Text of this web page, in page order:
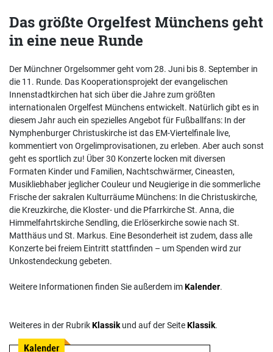
Das größte Orgelfest Münchens geht
in eine neue Runde
Der Münchner Orgelsommer geht vom 28. Juni bis 8. September in
die 11. Runde. Das Kooperationsprojekt der evangelischen
Innenstadtkirchen hat sich über die Jahre zum größten
internationalen Orgelfest Münchens entwickelt. Natürlich gibt es in
diesem Jahr auch ein spezielles Angebot für Fußballfans: In der
Nymphenburger Christuskirche ist das EM-Viertelfinale live,
kommentiert von Orgelimprovisationen, zu erleben. Aber auch sonst
geht es sportlich zu! Über 30 Konzerte locken mit diversen
Formaten Kinder und Familien, Nachtschwärmer, Cineasten,
Musikliebhaber jeglicher Couleur und Neugierige in die sommerliche
Frische der sakralen Kulturräume Münchens: In die Christuskirche,
die Kreuzkirche, die Kloster- und die Pfarrkirche St. Anna, die
Himmelfahrtskirche Sendling, die Erlöserkirche sowie nach St.
Matthäus und St. Markus. Eine Besonderheit ist zudem, dass alle
Konzerte bei freiem Eintritt stattfinden – um Spenden wird zur
Unkostendeckung gebeten.
Weitere Informationen finden Sie außerdem imKalender.
Weiteres in der RubrikKlassik und auf der SeiteKlassik.